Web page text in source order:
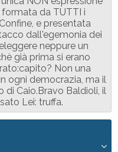
da TUTTI i
e presentata
dall'egemonia dei
neppure un
già prima si erano
Non una
ogni democrazia, ma il
Caio.Bravo Baldioli, il
Lei: truffa.